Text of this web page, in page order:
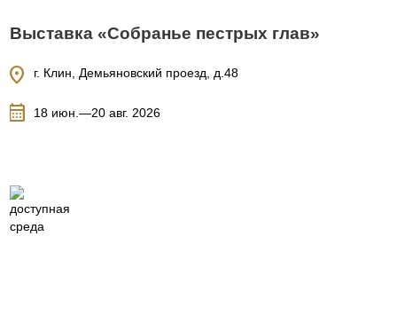
Выставка «Собранье пестрых глав»
location_on г. Клин, Демьяновский проезд, д.48
calendar_month 18 июн.—20 авг. 2026